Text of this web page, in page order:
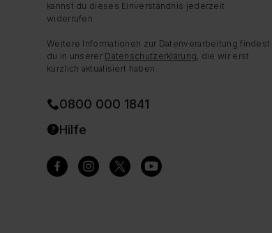
kannst du dieses Einverständnis jederzeit
widerrufen.
Weitere Informationen zur Datenverarbeitung findest
du in unserer Datenschutzerklärung, die wir erst
kürzlich aktualisiert haben.
0800 000 1841
Hilfe